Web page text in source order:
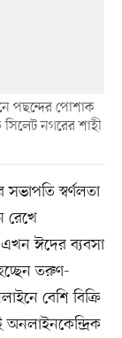
পছন্দের পোশাক
নগরের শাহী
সভাপতি স্বর্ণলতা
রেখে
ঈদের ব্যবসা
তরুণ-
বেশি বিক্রি
অনলাইনকেন্দ্রিক